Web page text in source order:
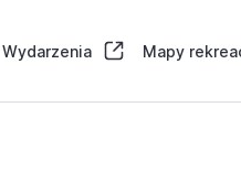
Wydarzenia Mapy